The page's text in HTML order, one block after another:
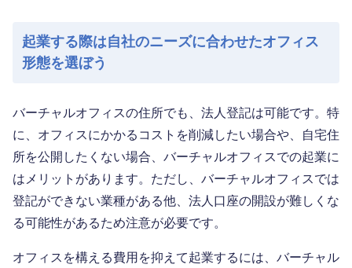
起業する際は自社のニーズに合わせたオフィス
形態を選ぼう
バーチャルオフィスの住所でも、法人登記は可能です。特
に、オフィスにかかるコストを削減したい場合や、自宅住
所を公開したくない場合、バーチャルオフィスでの起業に
はメリットがあります。ただし、バーチャルオフィスでは
登記ができない業種がある他、法人口座の開設が難しくな
る可能性があるため注意が必要です。
オフィスを構える費用を抑えて起業するには、バーチャル